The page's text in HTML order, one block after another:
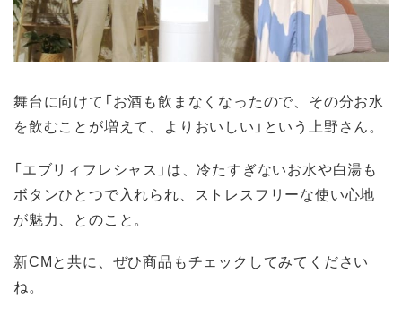
舞台に向けて「お酒も飲まなくなったので、その分お水
を飲むことが増えて、よりおいしい」という上野さん。
「エブリィフレシャス」は、冷たすぎないお水や白湯も
ボタンひとつで入れられ、ストレスフリーな使い心地
が魅力、とのこと。
新CMと共に、ぜひ商品もチェックしてみてください
ね。